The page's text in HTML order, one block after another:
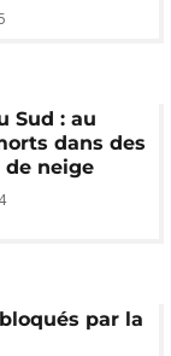
Sud : au
dans des
neige
par la